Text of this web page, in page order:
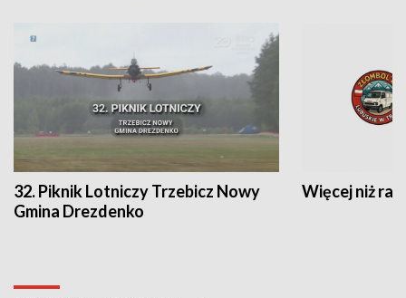
32. Piknik Lotniczy Trzebicz Nowy
Gmina Drezdenko
Więcej niż rajd